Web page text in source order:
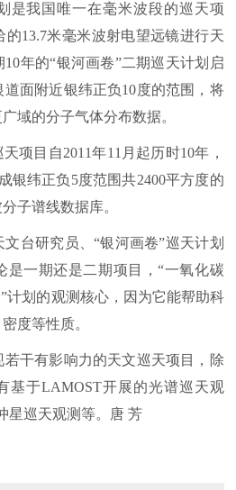
我国唯一在毫米波段的巡天项
的13.7米毫米波射电望远镜进行天
年的“银河画卷”二期巡天计划启
面附近银纬正负10度的范围，将
域的分子气体分布数据。
目自2011年11月起历时10年，
银纬正负5度范围共2400平方度的
子谱线数据库。
研究员、“银河画卷”巡天计划
是一期还是二期项目，“一氧化碳
计划的观测核心，因为它能帮助科
度等性质。
干有影响力的天文巡天项目，除
基于LAMOST开展的光谱巡天观
星巡天观测等。唐 芳